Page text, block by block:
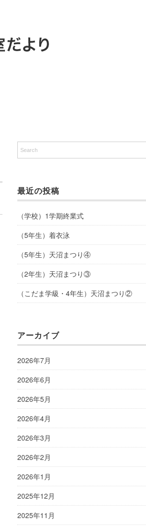
最近の投稿
（学校）1学期終業式
（5年生）着衣泳
（5年生）天沼まつり④
（2年生）天沼まつり③
（こだま学級・4年生）天沼まつり②
アーカイブ
2026年7月
2026年6月
2026年5月
2026年4月
2026年3月
2026年2月
2026年1月
2025年12月
2025年11月